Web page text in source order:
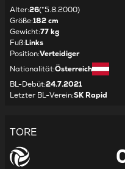
Alter:26(*5.8.2000)
Größe:182 cm
Gewicht:77 kg
Fuß:Links
Position:Verteidiger
Nationalität:Österreich
BL-Debüt:24.7.2021
Letzter BL-Verein:SK Rapid
TORE